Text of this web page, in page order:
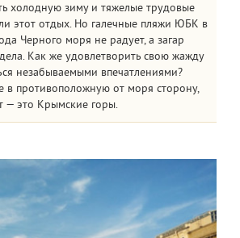
холодную зиму и тяжелые трудовые
этот отдых. Но галечные пляжи ЮБК в
Черного моря не радует, а загар
Как же удовлетворить свою жажду
незабываемыми впечатлениями?
в противоположную от моря сторону,
— это Крымские горы.